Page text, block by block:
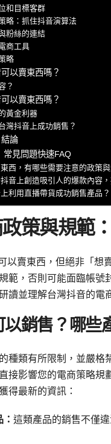
和目標客群
略：抓住抖音演算法
粉絲的連結
商工具
略
以賣東西嗎？
？
以賣東西嗎？
黃金利器
灣抖音上成功銷售？
論
常見問題快速FAQ
西，有哪些需要注意的政策與
音上創造吸引人的爆款內容
利用直播帶貨成功銷售產品？
策與規範
以賣東西，但絕非「
範，否則可能面臨帳
讀並理解台灣抖音的電
銷售？哪些
種類有所限制，並嚴格
接影響您的電商策略
得最新的資訊：
這類產品的銷售不僅